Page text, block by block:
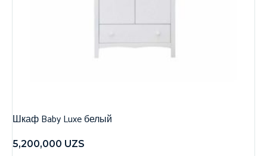
Шкаф Baby Luxe белый
5,200,000 UZS